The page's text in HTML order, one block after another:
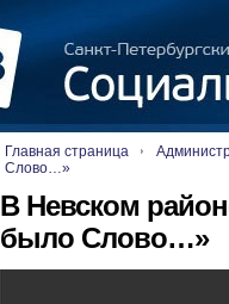
Главная страница
Слово…»
В Невском
было Слово…»